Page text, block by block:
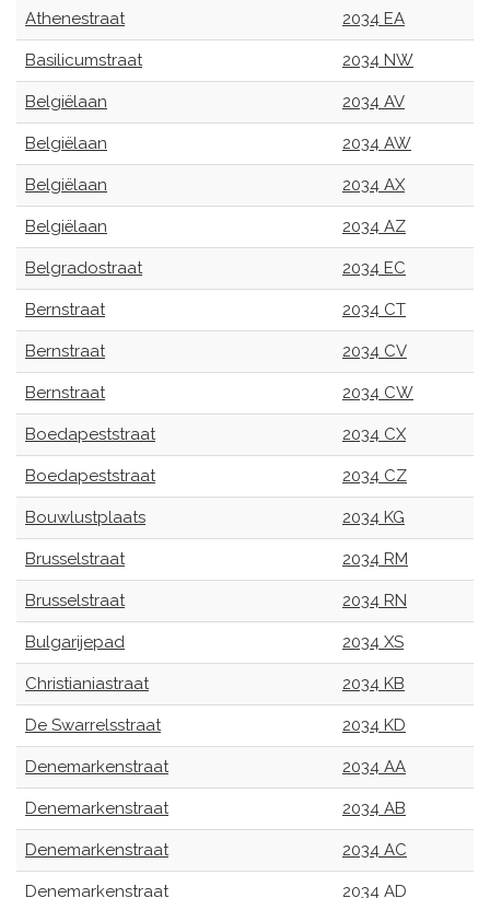
Athenestraat 2034 EA
Basilicumstraat 2034 NW
Belgiëlaan 2034 AV
Belgiëlaan 2034 AW
Belgiëlaan 2034 AX
Belgiëlaan 2034 AZ
Belgradostraat 2034 EC
Bernstraat 2034 CT
Bernstraat 2034 CV
Bernstraat 2034 CW
Boedapeststraat 2034 CX
Boedapeststraat 2034 CZ
Bouwlustplaats 2034 KG
Brusselstraat 2034 RM
Brusselstraat 2034 RN
Bulgarijepad 2034 XS
Christianiastraat 2034 KB
De Swarrelsstraat 2034 KD
Denemarkenstraat 2034 AA
Denemarkenstraat 2034 AB
Denemarkenstraat 2034 AC
Denemarkenstraat 2034 AD